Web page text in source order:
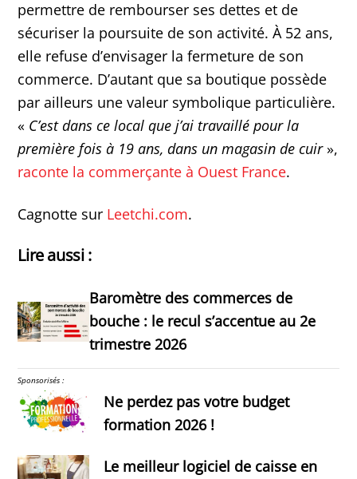
permettre de rembourser ses dettes et de
sécuriser la poursuite de son activité. À 52 ans,
elle refuse d’envisager la fermeture de son
commerce. D’autant que sa boutique possède
par ailleurs une valeur symbolique particulière.
« C’est dans ce local que j’ai travaillé pour la
première fois à 19 ans, dans un magasin de cuir»,
raconte la commerçante à Ouest France.
Cagnotte sur Leetchi.com.
Lire aussi :
Baromètre des commerces de
bouche : le recul s’accentue au 2e
trimestre 2026
Sponsorisés :
Ne perdez pas votre budget
formation 2026 !
Le meilleur logiciel de caisse en